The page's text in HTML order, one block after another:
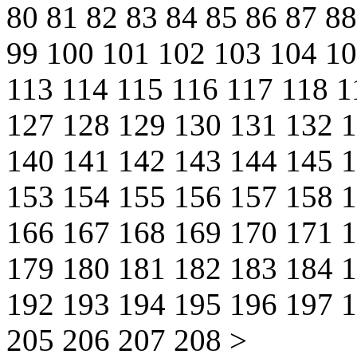
80 81 82 83 84 85 86 87
99 100 101 102 103 104
113 114 115 116 117 118
127 128 129 130 131 132
140 141 142 143 144 145
153 154 155 156 157 158
166 167 168 169 170 171
179 180 181 182 183 184
192 193 194 195 196 197
205 206 207 208 >